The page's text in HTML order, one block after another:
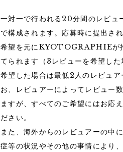
一対一で行われる20分間のレビュ
で構成されます。応募時に提出さ
希望を元にKYOTOGRAPHIEが
てられます（3レビューを希望し
希望した場合は最低2人のレビュ
お、レビュアーによってレビュー
ますが、すべてのご希望にはお応
ださい。
また、海外からのレビュアーの中
症等の状況やその他の事情により